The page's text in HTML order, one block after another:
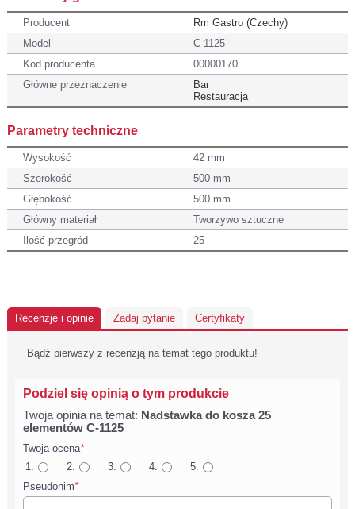
Producent
Rm Gastro (Czechy)
Model
C-1125
Kod producenta
00000170
Główne przeznaczenie
Bar
Restauracja
Parametry techniczne
Wysokość
42 mm
Szerokość
500 mm
Głębokość
500 mm
Główny materiał
Tworzywo sztuczne
Ilość przegród
25
Recenzje i opinie Zadaj pytanie Certyfikaty
Bądź pierwszy z recenzją na temat tego produktu!
Podziel się opinią o tym produkcie
Twoja opinia na temat: Nadstawka do kosza 25
elementów C-1125
Twoja ocena*
1:
2: 3: 4:
5:
Pseudonim*